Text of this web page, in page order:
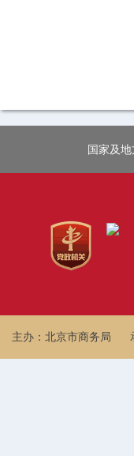
国家及
主办：北京市商务局